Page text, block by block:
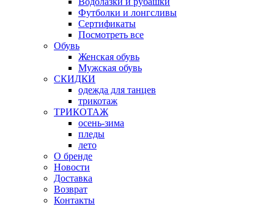
Футболки и лонгсливы
Сертификаты
Посмотреть все
Обувь
Женская обувь
Мужская обувь
СКИДКИ
одежда для танцев
трикотаж
ТРИКОТАЖ
осень-зима
пледы
лето
О бренде
Новости
Доставка
Возврат
Контакты